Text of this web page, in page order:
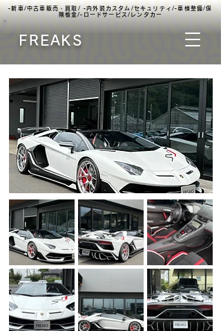
▫️新車/中古車販売・買取/ ▫️内外装カスタム/セキュリティ/▫️車検整備/保
険板金/▫️ロードサービス/レンタカー
FREAKS